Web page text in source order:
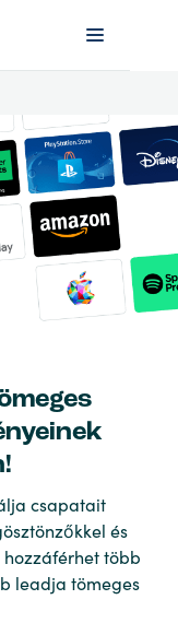
csapatait
és
több
leadja tömeges